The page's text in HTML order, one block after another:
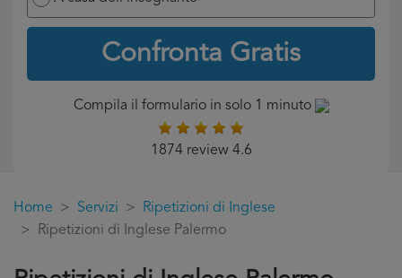
Confronta Gratis
Compila il formulario in solo 1 minuto
1874 review 4.6
Home Servizi
Ripetizioni di Inglese
Ripetizioni di Inglese Palermo